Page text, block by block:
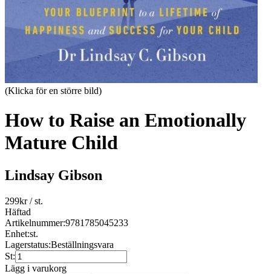
(Klicka för en större bild)
How to Raise an Emotionally
Mature Child
Lindsay Gibson
299kr/ st.
Häftad
Artikelnummer:9781785045233
Enhet:st.
Lagerstatus:Beställningsvara
St:
Lägg i varukorg